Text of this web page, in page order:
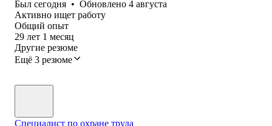
Был сегодня • Обновлено 4 августа
Активно ищет работу
Общий опыт
29 лет 1 месяц
Другие резюме
Ещё 3 резюме
Специалист по охране труда